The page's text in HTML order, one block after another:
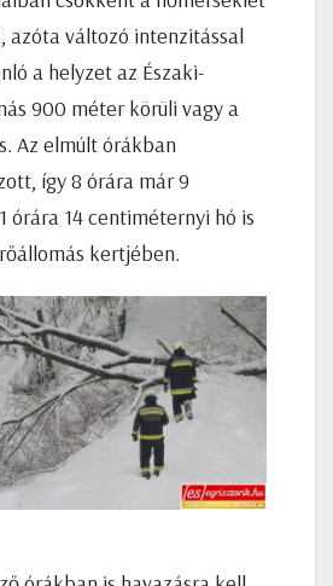
azóta változó intenzitással
a helyzet az Északi-
900 méter körüli vagy a
Az elmúlt órákban
így 8 órára már 9
órára 14 centiméternyi hó is
kertjében.